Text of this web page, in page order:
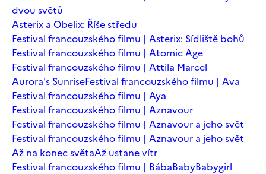
dvou světů
Asterix a Obelix: Říše středu
Festival francouzského filmu | Asterix: Sídliště bohů
Festival francouzského filmu | Atomic Age
Festival francouzského filmu | Attila Marcel
Aurora's SunriseFestival francouzského filmu | Ava
Festival francouzského filmu | Aya
Festival francouzského filmu | Aznavour
Festival francouzského filmu | Aznavour a jeho svět
Festival francouzského filmu | Aznavour a jeho svět
Až na konec světaAž ustane vítr
Festival francouzského filmu | BábaBabyBabygirl